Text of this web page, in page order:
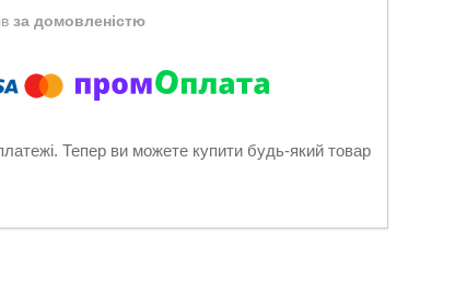
за домовленістю
Тепер ви можете купити будь-який товар